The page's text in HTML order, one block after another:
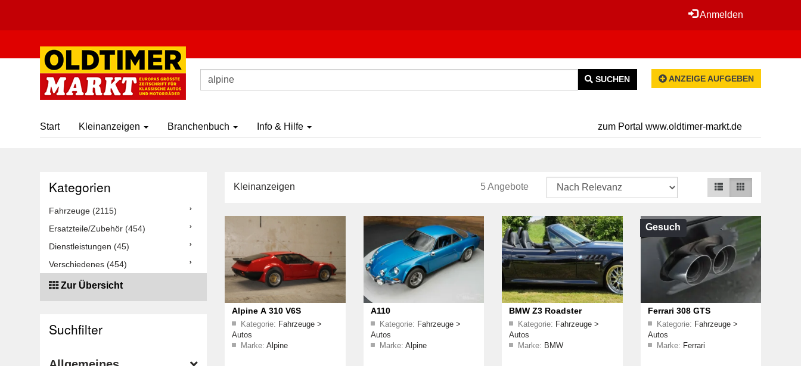
Anmelden
SUCHEN ANZEIGE AUFGEBEN
Start Kleinanzeigen Branchenbuch Info & Hilfe zum Portal www.oldtimer-markt.de
Kleinanzeigen 5 Angebote
Alpine A 310 V6S
Kategorie: Fahrzeuge >
Autos
Marke: Alpine
A110
Kategorie: Fahrzeuge >
Autos
Marke: Alpine
BMW Z3 Roadster
Kategorie: Fahrzeuge >
Autos
Marke: BMW
Gesuch
Ferrari 308 GTS
Kategorie: Fahrzeuge >
Autos
Marke: Ferrari
Kategorien
Fahrzeuge (2115)
Ersatzteile/Zubehör (454)
Dienstleistungen (45)
Verschiedenes (454)
Zur Übersicht
Suchfilter